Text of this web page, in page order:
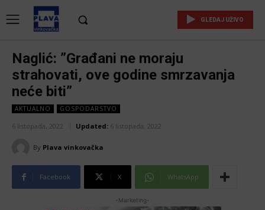
GLEDAJ UŽIVO
Naglić: ”Građani ne moraju
strahovati, ove godine smrzavanja
neće biti”
AKTUALNO GOSPODARSTVO
6 listopada, 2022 Updated: 6 listopada, 2022
By Plava vinkovačka
Facebook X WhatsApp
-Marketing-